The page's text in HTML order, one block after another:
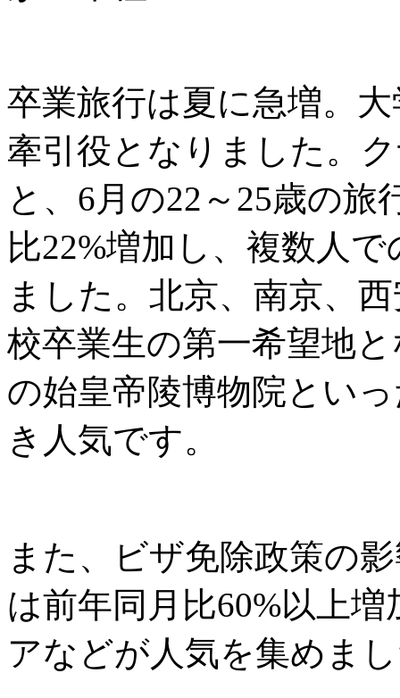
卒業旅行は夏に急増。
牽引役となりました。
と、6月の22～25歳の
比22%増加し、複数人
ました。北京、南京、
校卒業生の第一希望地
の始皇帝陵博物院とい
き人気です。
また、ビザ免除政策の
は前年同月比60%以上
アなどが人気を集めま